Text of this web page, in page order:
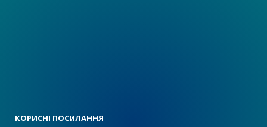
КОРИСНІ ПОСИЛАННЯ